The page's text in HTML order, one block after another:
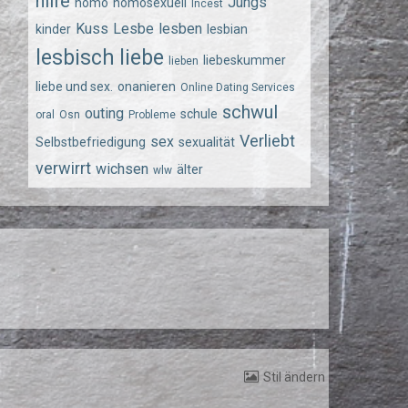
Incest
kinder Kuss Lesbe lesben lesbian
lesbisch liebe lieben
liebeskummer
liebe und sex. onanieren Online Dating Services
oral Osn outing Probleme schule schwul
Selbstbefriedigung sex sexualität Verliebt
verwirrt wichsen wlw älter
Stil ändern